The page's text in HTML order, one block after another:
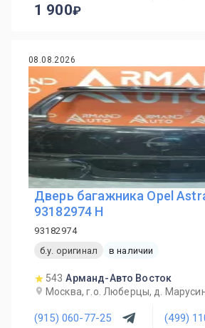
1 900
08.08.2026
Дверь багажника Opel
93182974 H
93182974
б.у. оригинал
в наличии
543 Арманд-Авто Восток
Москва, г.о. Люберцы, д.
(915) 060-77-25 (499)